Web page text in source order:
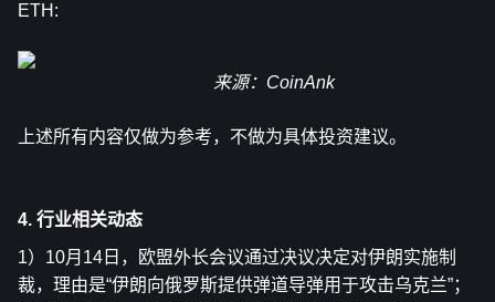
ETH:
来源：CoinAnk
上述所有内容仅做为参考，不做为具体投资建议。
4. 行业相关动态
1）10月14日，欧盟外长会议通过决议决定对伊朗实施制
裁，理由是“伊朗向俄罗斯提供弹道导弹用于攻击乌克兰”；